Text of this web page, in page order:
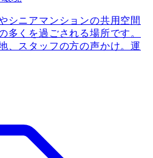
シニアマンションの共用空間
多くを過ごされる場所です。
、スタッフの方の声かけ。運